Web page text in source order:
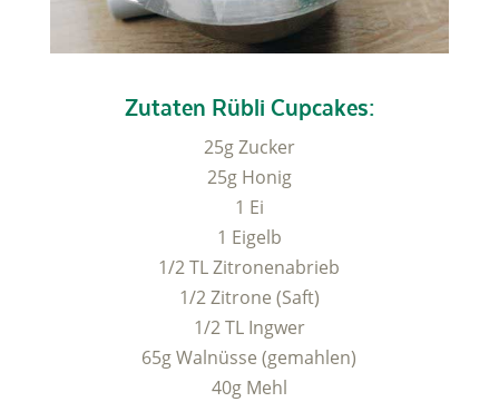
Zutaten Rübli Cupcakes:
25g Zucker
25g Honig
1 Ei
1 Eigelb
1/2 TL Zitronenabrieb
1/2 Zitrone (Saft)
1/2 TL Ingwer
65g Walnüsse (gemahlen)
40g Mehl